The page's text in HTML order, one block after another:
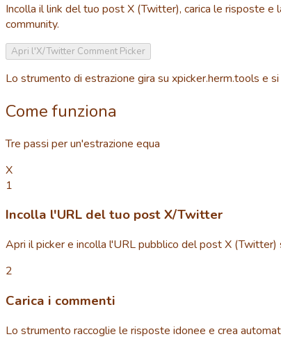
Incolla il link del tuo post X (Twitter), carica le risposte
community.
Apri l'X/Twitter Comment Picker
Lo strumento di estrazione gira su xpicker.herm.tools e si
Come funziona
Tre passi per un'estrazione equa
X
1
Incolla l'URL del tuo post X/Twitter
Apri il picker e incolla l'URL pubblico del post X (Twitter)
2
Carica i commenti
Lo strumento raccoglie le risposte idonee e crea